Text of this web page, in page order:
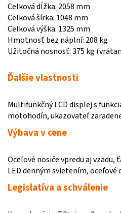
Celková dĺžka: 2058 mm
Celková šírka: 1048 mm
Celková výška: 1325 mm
Hmotnosť bez náplní: 208 kg
Užitočná nosnosť: 375 kg
Ďalšie vlastnosti
Multifunkčný LCD displej s
motohodín, ukazovateľ
Výbava v cene
Oceľové nosiče vpredu aj
LED denným svietením, oceľové
Legislatíva a schválenie